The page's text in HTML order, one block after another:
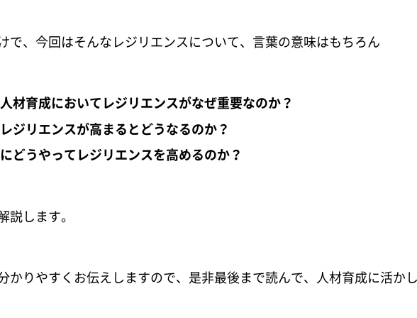
で、今回はそんなレジリエンスについて、言葉の意味はもちろん
材育成においてレジリエンスがなぜ重要なのか？
ジリエンスが高まるとどうなるのか？
どうやってレジリエンスを高めるのか？
説します。
かりやすくお伝えしますので、是非最後まで読んで、人材育成に活か